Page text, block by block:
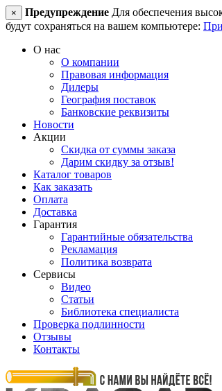
× Предупреждение Для обеспечения
будут сохраняться на вашем компьютере:
О нас
О компании
Правовая информация
Дилеры
География поставок
Банковские реквизиты
Новости
Акции
Скидка от суммы заказа
Дарим скидку за отзыв!
Каталог товаров
Как заказать
Оплата
Доставка
Гарантия
Гарантийные обязательства
Рекламация
Политика возврата
Сервисы
Видео
Статьи
Библиотека специалиста
Проверка подлинности
Отзывы
Контакты